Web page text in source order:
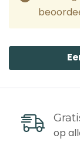
op